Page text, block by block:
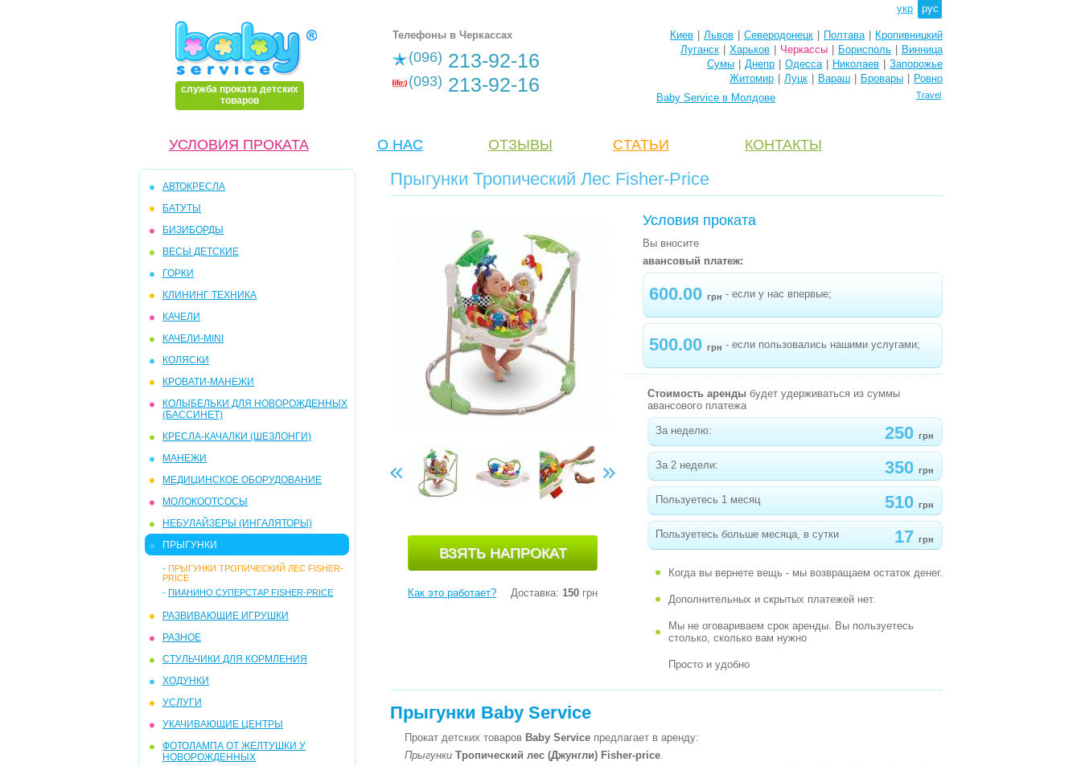
укр рус
служба проката детских
товаров
Телефоны в Черкассах
(096) 213-92-16
(093) 213-92-16
Киев Львов Северодонецк Полтава
Кропивницкий
Луганск
Харьков Черкассы Борисполь
Винница
Сумы
Днепр Одесса Николаев
Запорожье
Житомир
Луцк Вараш Бровары
Ровно
Baby Service в Молдове
Travel
УСЛОВИЯ ПРОКАТА О НАС ОТЗЫВЫ CТАТЬИ КОНТАКТЫ
АВТОКРЕСЛА
БАТУТЫ
БИЗИБОРДЫ
ВЕСЫ ДЕТСКИЕ
ГОРКИ
КЛИНИНГ ТЕХНИКА
КАЧЕЛИ
КАЧЕЛИ-MINI
КОЛЯСКИ
КРОВАТИ-МАНЕЖИ
КОЛЫБЕЛЬКИ ДЛЯ НОВОРОЖДЕННЫХ
(БАССИНЕТ)
КРЕСЛА-КАЧАЛКИ (ШЕЗЛОНГИ)
МАНЕЖИ
МЕДИЦИНСКОЕ ОБОРУДОВАНИЕ
МОЛОКООТСОСЫ
НЕБУЛАЙЗЕРЫ (ИНГАЛЯТОРЫ)
ПРЫГУНКИ
- ПРЫГУНКИ ТРОПИЧЕСКИЙ ЛЕС FISHER-
PRICE
- ПИАНИНО СУПЕРСТАР FISHER-PRICE
РАЗВИВАЮЩИЕ ИГРУШКИ
РАЗНОЕ
СТУЛЬЧИКИ ДЛЯ КОРМЛЕНИЯ
ХОДУНКИ
УСЛУГИ
УКАЧИВАЮЩИЕ ЦЕНТРЫ
ФОТОЛАМПА ОТ ЖЕЛТУШКИ У
НОВОРОЖДЕННЫХ
Прыгунки Тропический Лес Fisher-Price
Как это работает? Доставка: 150 грн
Условия проката
Вы вносите
авансовый платеж:
600.00 грн - если у нас впервые;
500.00 грн - если пользовались нашими услугами;
Стоимость аренды будет удерживаться из суммы
авансового платежа
За неделю: 250 грн
За 2 недели: 350 грн
Пользуетесь 1 месяц 510 грн
Пользуетесь больше месяца, в сутки 17 грн
Когда вы вернете вещь - мы возвращаем остаток денег.
Дополнительных и скрытых платежей нет.
Мы не оговариваем срок аренды. Вы пользуетесь
столько, сколько вам нужно
Просто и удобно
Прыгунки Baby Service
Прокат детских товаров Baby Service предлагает в аренду:
Прыгунки Тропический лес (Джунгли) Fisher-price.